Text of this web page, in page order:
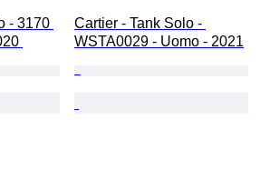
- 3170
Cartier - Tank Solo -
WSTA0029 - Uomo - 2021